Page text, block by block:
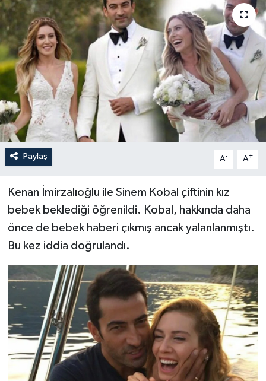
Paylaş A- A+
Kenan İmirzalıoğlu ile Sinem Kobal çiftinin kız
bebek beklediği öğrenildi. Kobal, hakkında daha
önce de bebek haberi çıkmış ancak yalanlanmıştı.
Bu kez iddia doğrulandı.